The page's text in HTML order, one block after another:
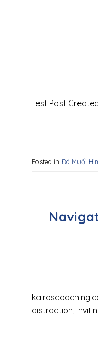
Test Post
Posted in Đá Muối
distraction,